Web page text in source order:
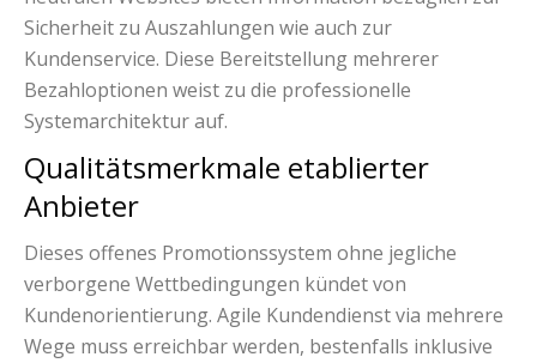
Sicherheit zu Auszahlungen wie auch zur
Kundenservice. Diese Bereitstellung mehrerer
Bezahloptionen weist zu die professionelle
Systemarchitektur auf.
Qualitätsmerkmale etablierter
Anbieter
Dieses offenes Promotionssystem ohne jegliche
verborgene Wettbedingungen kündet von
Kundenorientierung. Agile Kundendienst via mehrere
Wege muss erreichbar werden, bestenfalls inklusive